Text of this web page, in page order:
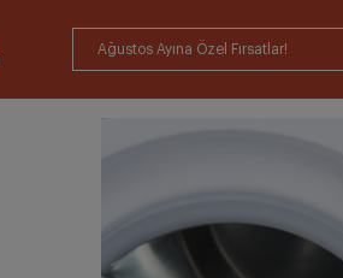
Ağustos Ayına Özel Fırsatlar!